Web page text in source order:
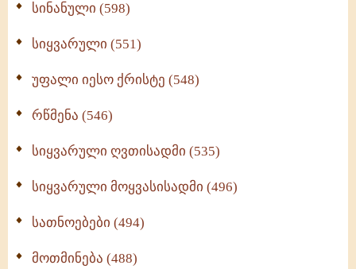
სინანული (598)
სიყვარული (551)
უფალი იესო ქრისტე (548)
რწმენა (546)
სიყვარული ღვთისადმი (535)
სიყვარული მოყვასისადმი (496)
სათნოებები (494)
მოთმინება (488)